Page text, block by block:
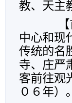
教、天主
【首
中心和现
传统的名
寺、庄严
客前往观
０６年）。